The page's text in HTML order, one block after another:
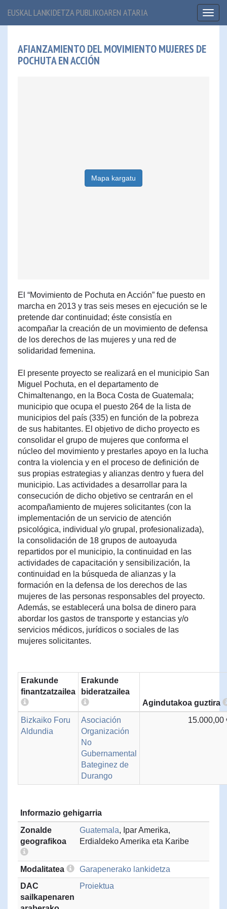
EUSKAL LANKIDETZA PUBLIKOAREN ATARIA
AFIANZAMIENTO DEL MOVIMIENTO MUJERES DE
POCHUTA EN ACCIÓN
Mapa kargatu
El “Movimiento de Pochuta en Acción” fue puesto en
marcha en 2013 y tras seis meses en ejecución se le
pretende dar continuidad; éste consistía en
acompañar la creación de un movimiento de defensa
de los derechos de las mujeres y una red de
solidaridad femenina.
El presente proyecto se realizará en el municipio San
Miguel Pochuta, en el departamento de
Chimaltenango, en la Boca Costa de Guatemala;
municipio que ocupa el puesto 264 de la lista de
municipios del país (335) en función de la pobreza
de sus habitantes. El objetivo de dicho proyecto es
consolidar el grupo de mujeres que conforma el
núcleo del movimiento y prestarles apoyo en la lucha
contra la violencia y en el proceso de definición de
sus propias estrategias y alianzas dentro y fuera del
municipio. Las actividades a desarrollar para la
consecución de dicho objetivo se centrarán en el
acompañamiento de mujeres solicitantes (con la
implementación de un servicio de atención
psicológica, individual y/o grupal, profesionalizada),
la consolidación de 18 grupos de autoayuda
repartidos por el municipio, la continuidad en las
actividades de capacitación y sensibilización, la
continuidad en la búsqueda de alianzas y la
formación en la defensa de los derechos de las
mujeres de las personas responsables del proyecto.
Además, se establecerá una bolsa de dinero para
abordar los gastos de transporte y estancias y/o
servicios médicos, jurídicos o sociales de las
mujeres solicitantes.
Erakunde
finantzatzailea
Erakunde
bideratzailea
Agindutakoa guztira
Bizkaiko Foru
Aldundia
Asociación
Organización
No
Gubernamental
Bateginez de
Durango
15.000,00
Informazio gehigarria
Zonalde
geografikoa
Guatemala, Ipar Amerika,
Erdialdeko Amerika eta Karibe
Modalitatea
Garapenerako lankidetza
DAC
sailkapenaren
Proiektua